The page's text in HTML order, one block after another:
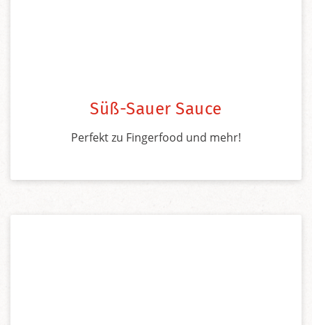
Süß-Sauer Sauce
Perfekt zu Fingerfood und mehr!